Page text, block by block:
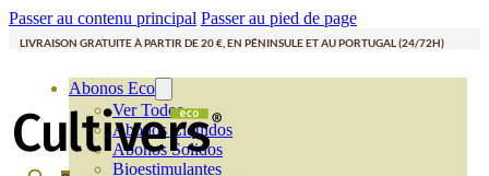
Passer au contenu principal Passer au pied de page
LIVRAISON GRATUITE À PARTIR DE 20 €, EN PÉNINSULE ET AU PORTUGAL (24/72H)
Abonos Eco
Ver Todos
Abonos Líquidos
Abonos Solidos
Bioestimulantes